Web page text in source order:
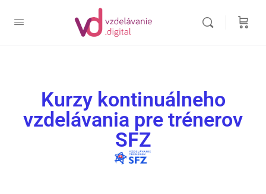
Kurzy kontinuálneho
vzdelávania pre trénerov
SFZ